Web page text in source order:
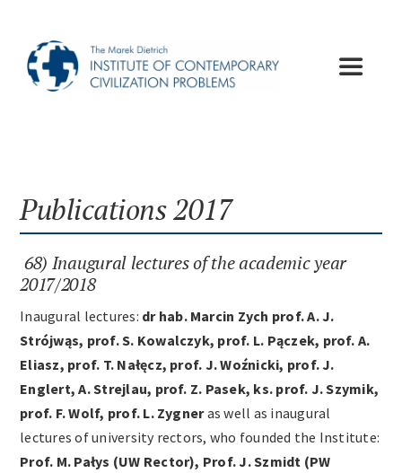
content
Toggle
Conferences
Appeals
Archives
Publications 2017
68) Inaugural lectures of the academic year
2017/2018
Inaugural lectures: dr hab. Marcin Zych prof. A. J.
Strójwąs, prof. S. Kowalczyk, prof. L. Pączek, prof. A.
Eliasz, prof. T. Nałęcz, prof. J. Woźnicki, prof. J.
Englert, A. Strejlau, prof. Z. Pasek, ks. prof. J. Szymik,
prof. F. Wolf, prof. L. Zygneras well as inaugural
lectures of university rectors, who founded the Institute:
Prof. M. Pałys (UW Rector), Prof. J. Szmidt (PW